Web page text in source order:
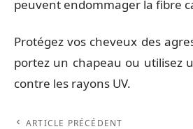
peuvent endommager la fibre
Protégez vos cheveux des
portez un chapeau ou utilisez
contre les rayons UV.
ARTICLE PRÉCÉDENT